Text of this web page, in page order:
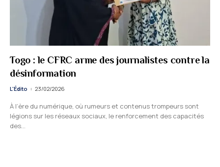
Togo : le CFRC arme des journalistes contre la
désinformation
L'Édito 23/02/2026
À l’ère du numérique, où rumeurs et contenus trompeurs sont
légions sur les réseaux sociaux, le renforcement des capacités
des…